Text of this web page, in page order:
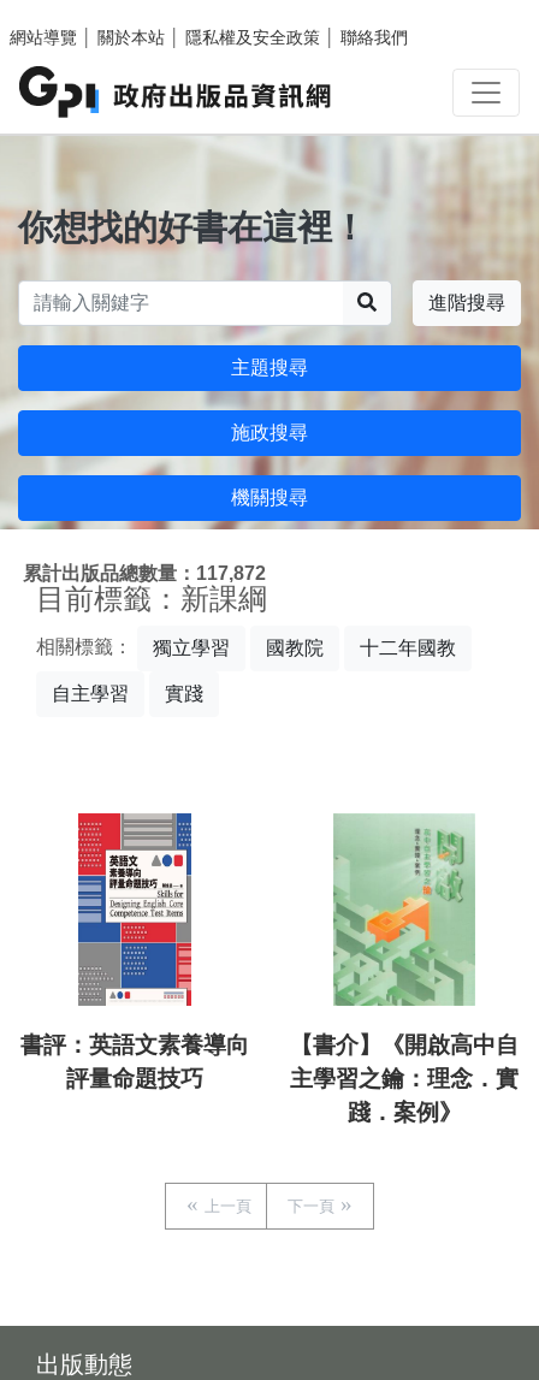
網站導覽
關於本站 隱私權及安全政策 聯絡我們
你想找的好書在這裡！
進階搜尋
主題搜尋
施政搜尋
機關搜尋
累計出版品總數量：117,872
目前標籤：新課綱
相關標籤： 獨立學習 國教院 十二年國教
自主學習 實踐
書評：英語文素養導向
評量命題技巧
【書介】《開啟高中自
主學習之鑰：理念．實
踐．案例》
上一頁 下一頁
出版動態